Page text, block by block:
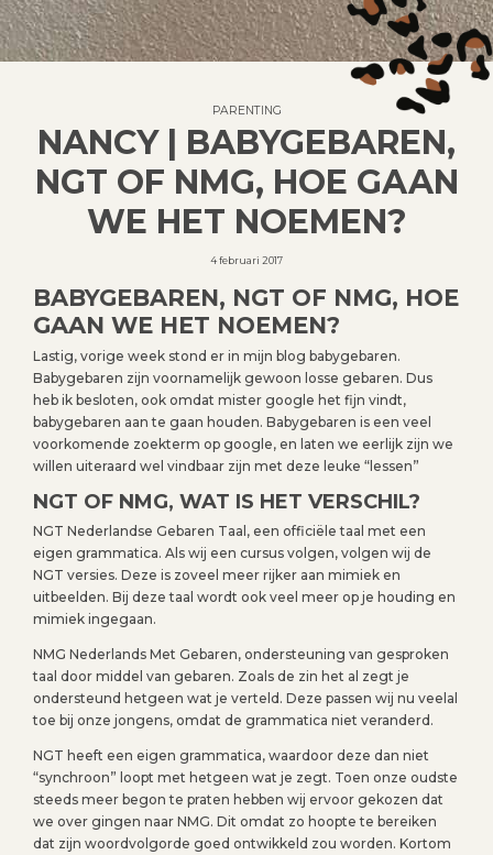
PARENTING
NANCY | BABYGEBAREN,
NGT OF NMG, HOE GAAN
WE HET NOEMEN?
4 februari 2017
BABYGEBAREN, NGT OF NMG, HOE
GAAN WE HET NOEMEN?
Lastig, vorige week stond er in mijn blog babygebaren.
Babygebaren zijn voornamelijk gewoon losse gebaren. Dus
heb ik besloten, ook omdat mister google het fijn vindt,
babygebaren aan te gaan houden. Babygebaren is een veel
voorkomende zoekterm op google, en laten we eerlijk zijn we
willen uiteraard wel vindbaar zijn met deze leuke “lessen”
NGT OF NMG, WAT IS HET VERSCHIL?
NGT Nederlandse Gebaren Taal, een officiële taal met een
eigen grammatica. Als wij een cursus volgen, volgen wij de
NGT versies. Deze is zoveel meer rijker aan mimiek en
uitbeelden. Bij deze taal wordt ook veel meer op je houding en
mimiek ingegaan.
NMG Nederlands Met Gebaren, ondersteuning van gesproken
taal door middel van gebaren. Zoals de zin het al zegt je
ondersteund hetgeen wat je verteld. Deze passen wij nu veelal
toe bij onze jongens, omdat de grammatica niet veranderd.
NGT heeft een eigen grammatica, waardoor deze dan niet
“synchroon” loopt met hetgeen wat je zegt. Toen onze oudste
steeds meer begon te praten hebben wij ervoor gekozen dat
we over gingen naar NMG. Dit omdat zo hoopte te bereiken
dat zijn woordvolgorde goed ontwikkeld zou worden. Kortom